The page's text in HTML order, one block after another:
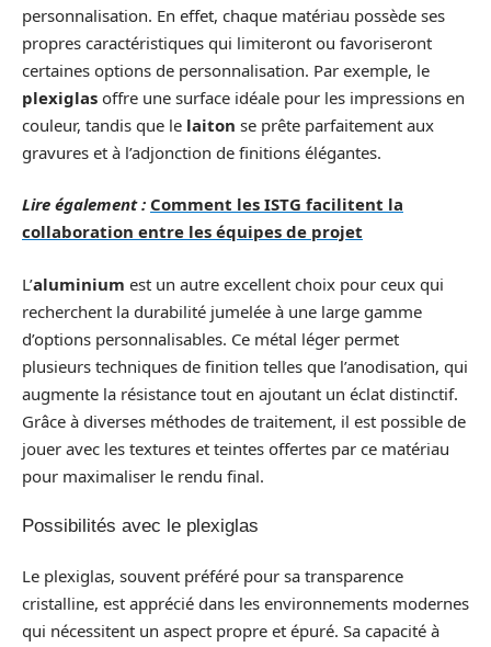
personnalisation. En effet, chaque matériau possède ses
propres caractéristiques qui limiteront ou favoriseront
certaines options de personnalisation. Par exemple, le
plexiglas offre une surface idéale pour les impressions en
couleur, tandis que le laiton se prête parfaitement aux
gravures et à l’adjonction de finitions élégantes.
Lire également : Comment les ISTG facilitent la
collaboration entre les équipes de projet
L’aluminium est un autre excellent choix pour ceux qui
recherchent la durabilité jumelée à une large gamme
d’options personnalisables. Ce métal léger permet
plusieurs techniques de finition telles que l’anodisation, qui
augmente la résistance tout en ajoutant un éclat distinctif.
Grâce à diverses méthodes de traitement, il est possible de
jouer avec les textures et teintes offertes par ce matériau
pour maximaliser le rendu final.
Possibilités avec le plexiglas
Le plexiglas, souvent préféré pour sa transparence
cristalline, est apprécié dans les environnements modernes
qui nécessitent un aspect propre et épuré. Sa capacité à